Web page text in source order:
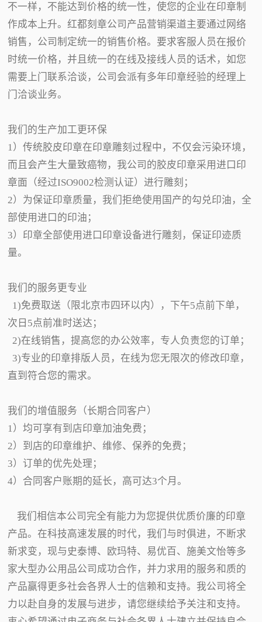
不一样，不能达到价格的统一性，使您的企业在印章制
作成本上升。红都刻章公司产品营销渠道主要通过网络
销售，公司制定统一的销售价格。要求客服人员在报价
时统一价格，并且统一的在线及接线人员的话术，如您
需要上门联系洽谈，公司会派有多年印章经验的经理上
门洽谈业务。
我们的生产加工更环保
1）传统胶皮印章在印章雕刻过程中，不仅会污染环境，
而且会产生大量致癌物，我公司的胶皮印章采用进口印
章面（经过ISO9002检测认证）进行雕刻；
2）为保证印章质量，我们拒绝使用国产的勾兑印油，全
部使用进口的印油；
3）印章全部使用进口印章设备进行雕刻，保证印迹质
量。
我们的服务更专业
1)免费取送（限北京市四环以内），下午5点前下单，
次日5点前准时送达；
2)在线销售，提高您的办公效率，专人负责您的订单；
3)专业的印章排版人员，在线为您无限次的修改印章，
直到符合您的需求。
我们的增值服务（长期合同客户）
1）均可享有到店印章加油免费；
2）到店的印章维护、维修、保养的免费；
3）订单的优先处理；
4）合同客户账期的延长，高可达3个月。
我们相信本公司完全有能力为您提供优质价廉的印章
产品。在科技高速发展的时代，我们与时俱进，不断求
新求变，现与史泰博、欧玛特、易优百、施美文怡等多
家大型办公用品公司成功合作，并力求用的服务和质的
产品赢得更多社会各界人士的信赖和支持。我公司将全
力以赴自身的发展与进步，请您继续给予关注和支持。